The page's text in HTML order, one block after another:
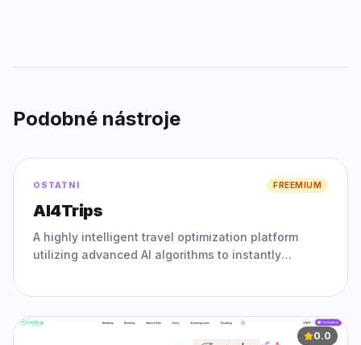
Podobné nástroje
0.0
OSTATNI FREEMIUM
AI4Trips
A highly intelligent travel optimization platform
utilizing advanced AI algorithms to instantly
0.0